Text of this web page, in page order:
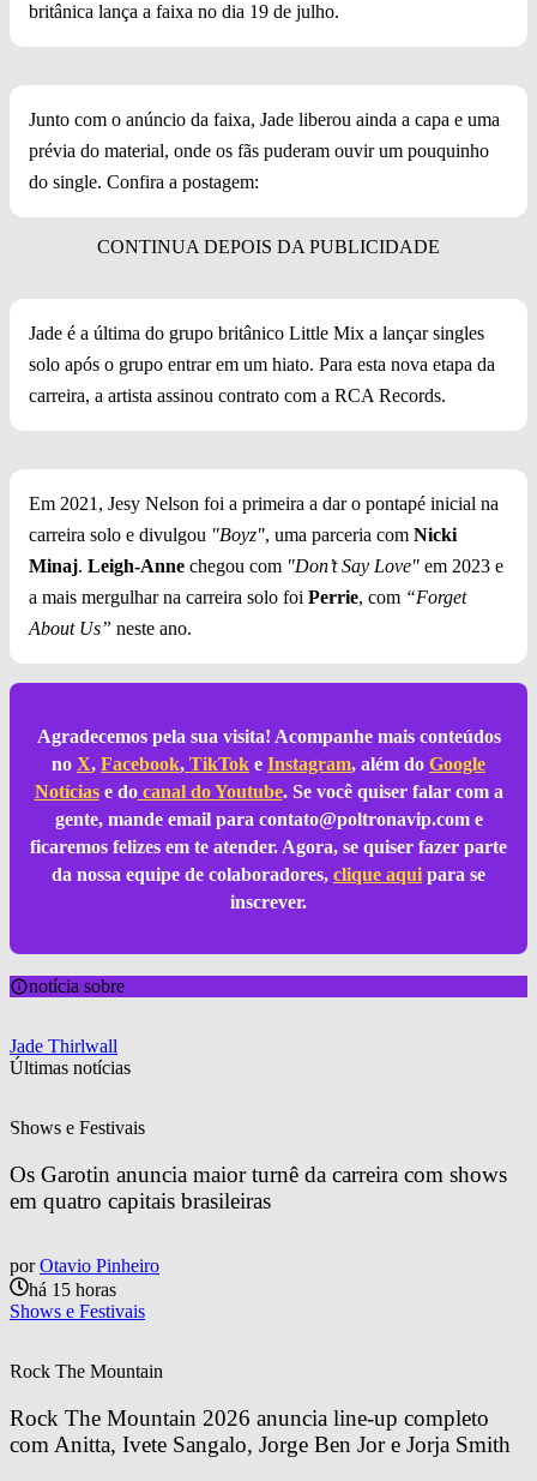
britânica lança a faixa no dia 19 de julho.
Junto com o anúncio da faixa, Jade liberou ainda a capa e uma
prévia do material, onde os fãs puderam ouvir um pouquinho
do single. Confira a postagem:
Jade é a última do grupo britânico Little Mix a lançar singles
solo após o grupo entrar em um hiato. Para esta nova etapa da
carreira, a artista assinou contrato com a RCA Records.
Em 2021, Jesy Nelson foi a primeira a dar o pontapé inicial na
carreira solo e divulgou "Boyz", uma parceria com Nicki
Minaj. Leigh-Anne chegou com "Don’t Say Love" em 2023 e
a mais mergulhar na carreira solo foi Perrie, com “Forget
About Us” neste ano.
Agradecemos pela sua visita! Acompanhe mais conteúdos
no X, Facebook, TikTok e Instagram, além do Google
Notíciase docanal do Youtube. Se você quiser falar com a
gente, mande email para contato@poltronavip.come
ficaremos felizes em te atender. Agora, se quiser fazer parte
da nossa equipe de colaboradores, clique aqui para se
inscrever.
notícia sobre
Jade Thirlwall
Últimas notícias
Shows e Festivais
Os Garotin anuncia maior turnê da carreira com shows
em quatro capitais brasileiras
por Otavio Pinheiro
há 15 horas
Shows e Festivais
Rock The Mountain
Rock The Mountain 2026 anuncia line-up completo
com Anitta, Ivete Sangalo, Jorge Ben Jor e Jorja Smith